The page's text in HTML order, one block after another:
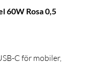
60W Rosa 0,5
C för mobiler,